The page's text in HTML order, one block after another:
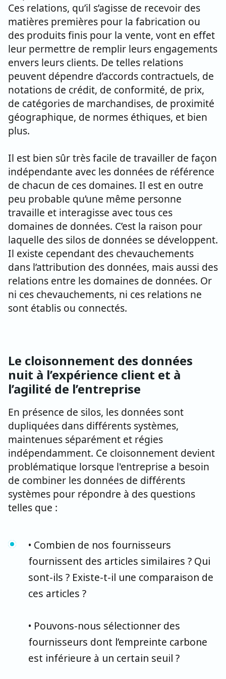
Ces relations, qu’il s’agisse de recevoir des
matières premières pour la fabrication ou
des produits finis pour la vente, vont en effet
leur permettre de remplir leurs engagements
envers leurs clients. De telles relations
peuvent dépendre d’accords contractuels, de
notations de crédit, de conformité, de prix,
de catégories de marchandises, de proximité
géographique, de normes éthiques, et bien
plus.
Il est bien sûr très facile de travailler de façon
indépendante avec les données de référence
de chacun de ces domaines. Il est en outre
peu probable qu’une même personne
travaille et interagisse avec tous ces
domaines de données. C’est la raison pour
laquelle des silos de données se développent.
Il existe cependant des chevauchements
dans l’attribution des données, mais aussi des
relations entre les domaines de données. Or
ni ces chevauchements, ni ces relations ne
sont établis ou connectés.
Le cloisonnement des données
nuit à l’expérience client et à
l’agilité de l’entreprise
En présence de silos, les données sont
dupliquées dans différents systèmes,
maintenues séparément et régies
indépendamment. Ce cloisonnement devient
problématique lorsque l'entreprise a besoin
de combiner les données de différents
systèmes pour répondre à des questions
telles que :
• Combien de nos fournisseurs
fournissent des articles similaires ? Qui
sont-ils ? Existe-t-il une comparaison de
ces articles ?
• Pouvons-nous sélectionner des
fournisseurs dont l’empreinte carbone
est inférieure à un certain seuil ?